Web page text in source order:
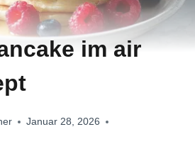
im air
Januar 28, 2026